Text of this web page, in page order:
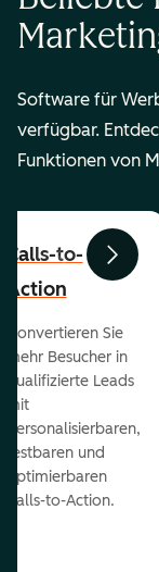
Software für
verfügbar.
Funktionen von
ZurückWeiter
Calls-to-
Action
Konvertieren Sie
mehr Besucher in
qualifizierte Leads
mit
personalisierbaren,
testbaren und
optimierbaren
Calls-to-Action.